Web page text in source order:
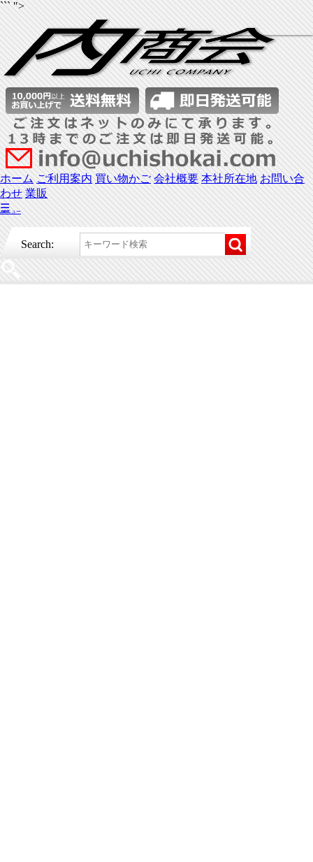
``` ">
ホーム ご利用案内 買い物かご 会社概要 本社所在地 お問い合
わせ 業販
☰
メニュー
Search: